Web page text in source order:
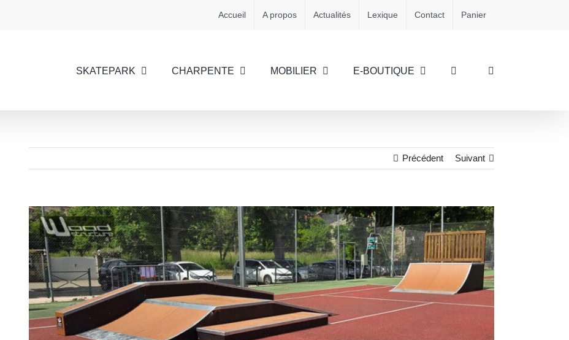
Accueil A propos Actualités Lexique Contact Panier
SKATEPARK CHARPENTE MOBILIER E-BOUTIQUE
Précédent Suivant
View
Larger
Image